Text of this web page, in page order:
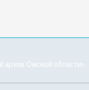
архив Омской области»